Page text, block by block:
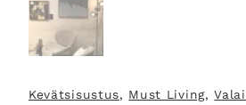
Kevätsisustus, Must Living,